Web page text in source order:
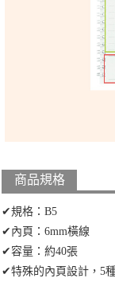
商品規格
✔規格：B5
✔內頁：6mm橫線
✔容量：約40張
✔特殊的內頁設計，5